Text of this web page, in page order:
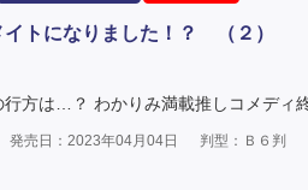
トになりました！？ （２）
方は…？ わかりみ満載推しコメディ
発売日：2023年04月04日 判型：Ｂ６判